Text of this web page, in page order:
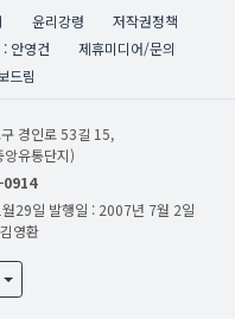
윤리강령
저작권정책
안영건
제휴미디어/문의
드림
경인로 53길 15,
유통단지)
0914
29일 발행일 : 2007년 7월 2일
영환